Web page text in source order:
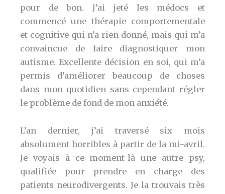
pour de bon. J’ai jeté les médocs et
commencé une thérapie comportementale
et cognitive qui n’a rien donné, mais qui m’a
convaincue de faire diagnostiquer mon
autisme. Excellente décision en soi, qui m’a
permis d’améliorer beaucoup de choses
dans mon quotidien sans cependant régler
le problème de fond de mon anxiété.
L’an dernier, j’ai traversé six mois
absolument horribles à partir de la mi-avril.
Je voyais à ce moment-là une autre psy,
qualifiée pour prendre en charge des
patients neurodivergents. Je la trouvais très